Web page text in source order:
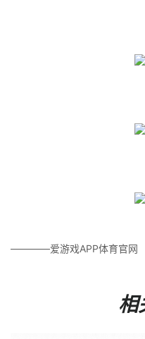
————爱游戏APP体育官网
相